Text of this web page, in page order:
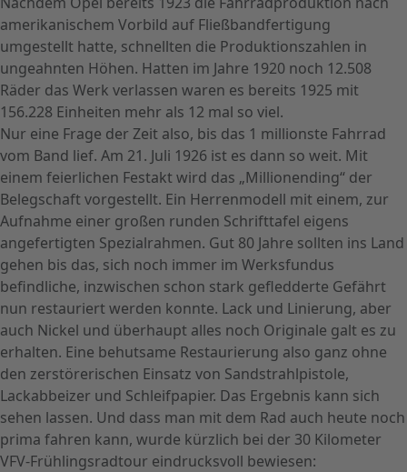
amerikanischem Vorbild auf Fließbandfertigung
umgestellt hatte, schnellten die Produktionszahlen in
ungeahnten Höhen. Hatten im Jahre 1920 noch 12.508
Räder das Werk verlassen waren es bereits 1925 mit
156.228 Einheiten mehr als 12 mal so viel.
Nur eine Frage der Zeit also, bis das 1 millionste Fahrrad
vom Band lief. Am 21. Juli 1926 ist es dann so weit. Mit
einem feierlichen Festakt wird das „Millionending“ der
Belegschaft vorgestellt. Ein Herrenmodell mit einem, zur
Aufnahme einer großen runden Schrifttafel eigens
angefertigten Spezialrahmen. Gut 80 Jahre sollten ins Land
gehen bis das, sich noch immer im Werksfundus
befindliche, inzwischen schon stark gefledderte Gefährt
nun restauriert werden konnte. Lack und Linierung, aber
auch Nickel und überhaupt alles noch Originale galt es zu
erhalten. Eine behutsame Restaurierung also ganz ohne
den zerstörerischen Einsatz von Sandstrahlpistole,
Lackabbeizer und Schleifpapier. Das Ergebnis kann sich
sehen lassen. Und dass man mit dem Rad auch heute noch
prima fahren kann, wurde kürzlich bei der 30 Kilometer
VFV-Frühlingsradtour eindrucksvoll bewiesen: